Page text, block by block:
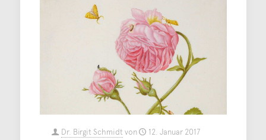
Dr. Birgit Schmidt von 12. Januar 2017